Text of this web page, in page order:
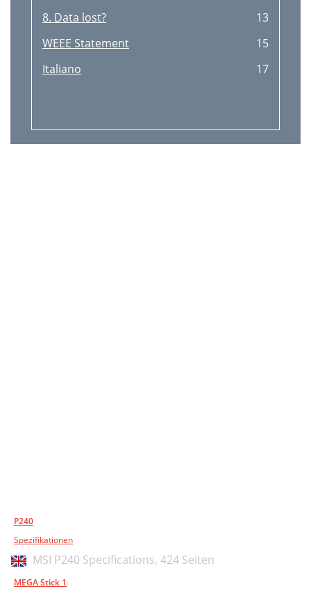
8. Data lost?
13
WEEE Statement
15
Italiano
17
P240
Spezifikationen
MSI P240 Specifications, 424 Seiten
MEGA Stick 1